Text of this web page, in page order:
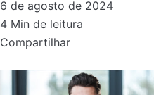
6 de agosto de 2024
4 Min de leitura
Compartilhar